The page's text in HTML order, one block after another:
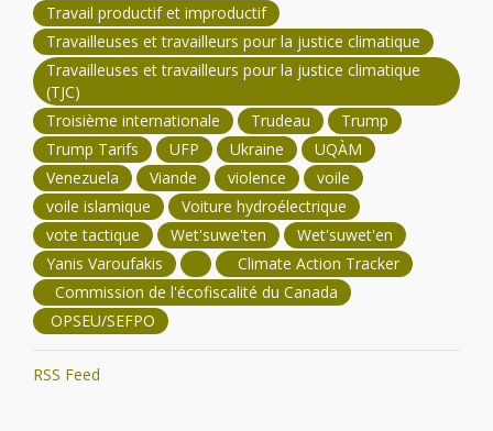
Travail productif et improductif
Travailleuses et travailleurs pour la justice climatique
Travailleuses et travailleurs pour la justice climatique
(TJC)
Troisième internationale
Trudeau
Trump
Trump Tarifs
UFP Ukraine
UQÀM
Venezuela
Viande violence
voile
voile islamique
Voiture hydroélectrique
vote tactique
Wet'suwe'ten
Wet'suwet'en
Yanis Varoufakis
Climate Action Tracker
Commission de l'écofiscalité du Canada
OPSEU/SEFPO
RSS Feed